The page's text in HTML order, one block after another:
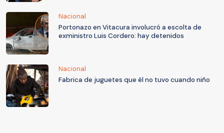
Nacional
Portonazo en Vitacura involucró a escolta de
exministro Luis Cordero: hay detenidos
Nacional
Fabrica de juguetes que él no tuvo cuando niño